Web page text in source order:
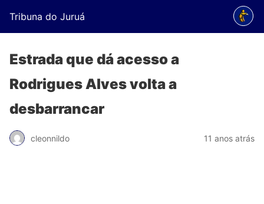
Tribuna do Juruá
Estrada que dá acesso a
Rodrigues Alves volta a
desbarrancar
cleonnildo 11 anos atrás